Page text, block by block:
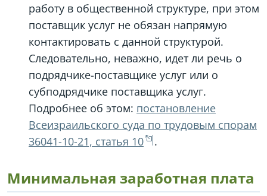
работу в общественной структуре, при этом
поставщик услуг не обязан напрямую
контактировать с данной структурой.
Следовательно, неважно, идет ли речь о
подрядчике-поставщике услуг или о
субподрядчике поставщика услуг.
Подробнее об этом: постановление
Всеизраильского суда по трудовым спорам
36041-10-21, статья 10
.
Минимальная заработная плата